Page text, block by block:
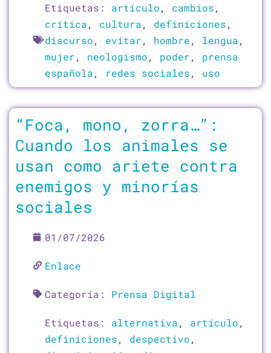
Etiquetas: artículo, cambios,
crítica, cultura, definiciones,
discurso, evitar, hombre, lengua,
mujer, neologismo, poder, prensa
española, redes sociales, uso
“Foca, mono, zorra…”:
Cuando los animales se
usan como ariete contra
enemigos y minorías
sociales
01/07/2026
Enlace
Categoría: Prensa Digital
Etiquetas: alternativa, artículo,
definiciones, despectivo,